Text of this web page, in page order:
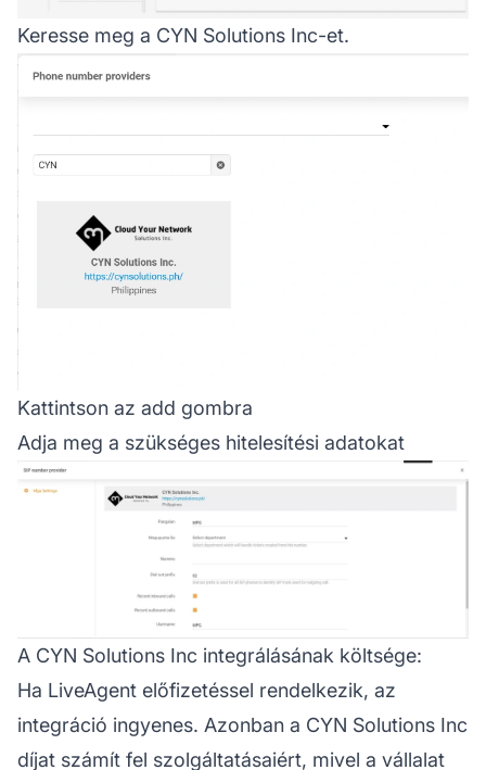
Keresse meg a CYN Solutions Inc-et.
Kattintson az add gombra
Adja meg a szükséges hitelesítési adatokat
A CYN Solutions Inc integrálásának költsége:
Ha LiveAgent előfizetéssel rendelkezik, az
integráció ingyenes. Azonban a CYN Solutions Inc
díjat számít fel szolgáltatásaiért, mivel a vállalat